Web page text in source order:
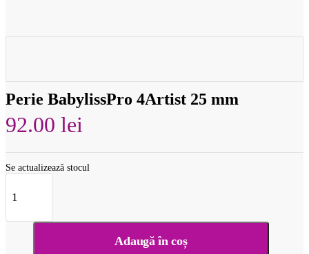
Perie BabylissPro 4Artist 25 mm
92.00 lei
Se actualizează stocul
Cantitate
Perie
BabylissPro
Adaugă în coș